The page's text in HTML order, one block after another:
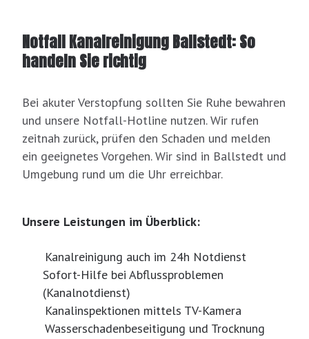
Notfall Kanalreinigung Ballstedt: So
handeln Sie richtig
Bei akuter Verstopfung sollten Sie Ruhe bewahren
und unsere Notfall-Hotline nutzen. Wir rufen
zeitnah zurück, prüfen den Schaden und melden
ein geeignetes Vorgehen. Wir sind in Ballstedt und
Umgebung rund um die Uhr erreichbar.
Unsere Leistungen im Überblick:
Kanalreinigung auch im 24h Notdienst
Sofort-Hilfe bei Abflussproblemen
(Kanalnotdienst)
Kanalinspektionen mittels TV-Kamera
Wasserschadenbeseitigung und Trocknung